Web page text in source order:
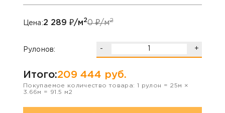
Цена:2 289 ₽/м20₽/м2
Рулонов: - +
Итого:209 444 руб.
Покупаемое количество товара: 1 рулон = 25м ×
3.66м = 91.5 м2